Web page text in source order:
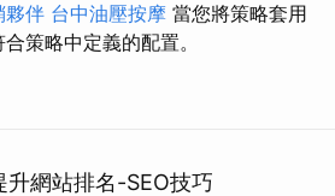
夥伴 台中油壓按摩 當您將策略套用
策略中定義的配置。
網站排名-SEO技巧